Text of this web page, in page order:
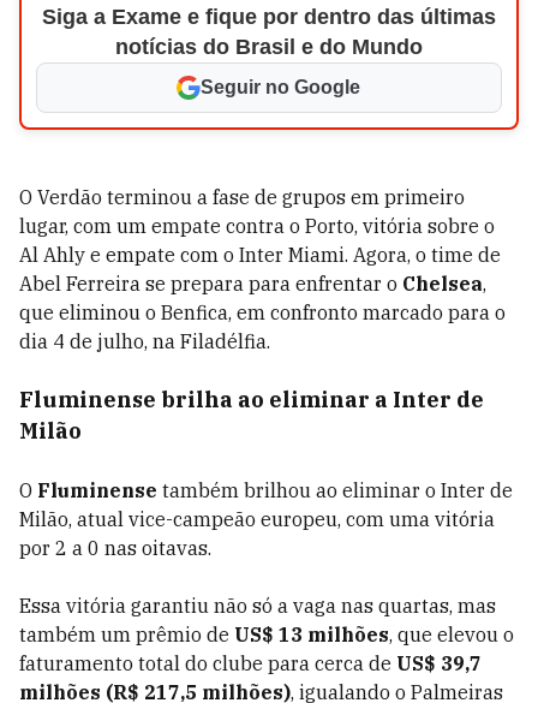
Siga a Exame e fique por dentro das últimas
notícias do Brasil e do Mundo
Seguir no Google
O Verdão terminou a fase de grupos em primeiro
lugar, com um empate contra o Porto, vitória sobre o
Al Ahly e empate com o Inter Miami. Agora, o time de
Abel Ferreira se prepara para enfrentar o Chelsea,
que eliminou o Benfica, em confronto marcado para o
dia 4 de julho, na Filadélfia.
Fluminense brilha ao eliminar a Inter de
Milão
O Fluminense também brilhou ao eliminar o Inter de
Milão, atual vice-campeão europeu, com uma vitória
por 2 a 0 nas oitavas.
Essa vitória garantiu não só a vaga nas quartas, mas
também um prêmio de US$ 13 milhões, que elevou o
faturamento total do clube para cerca de US$ 39,7
milhões (R$ 217,5 milhões), igualando o Palmeiras